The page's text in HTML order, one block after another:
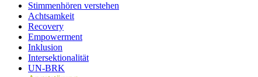
Stimmenhören verstehen
Achtsamkeit
Recovery
Empowerment
Inklusion
Intersektionalität
UN-BRK